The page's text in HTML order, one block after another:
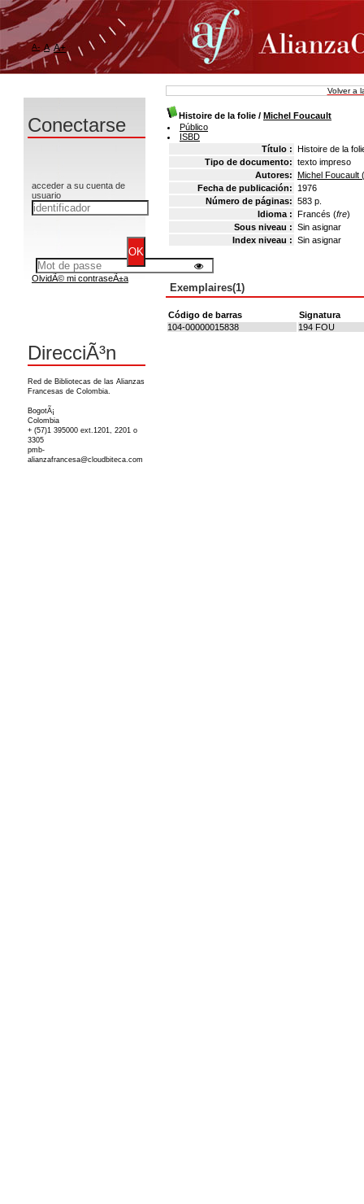
Volver a
Histoire de la folie / Michel Foucault
Público
ISBD
Título : Histoire de la
Tipo de documento: texto impreso
Autores: Michel Foucault
Fecha de publicación:
1976
Número de páginas: 583 p.
Idioma : Francés (fre)
Sous niveau : Sin asignar
Index niveau : Sin asignar
Exemplaires(1)
Código de barras
Signatura
104-00000015838
194 FOU
A- A A+
Conectarse
acceder a su cuenta de
usuario
OlvidÃ© mi contraseÃ±a
DirecciÃ³n
Red de Bibliotecas de las Alianzas
Francesas de Colombia.
BogotÃ¡
Colombia
+ (57)1 395000 ext.1201, 2201 o
3305
pmb-
alianzafrancesa@cloudbiteca.com